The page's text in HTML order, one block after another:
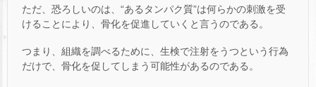
ただ、恐ろしいのは、“あるタンパク質”は何らかの刺激を受
けることにより、骨化を促進していくと言うのである。
つまり、組織を調べるために、生検で注射をうつという行為
だけで、骨化を促してしまう可能性があるのである。